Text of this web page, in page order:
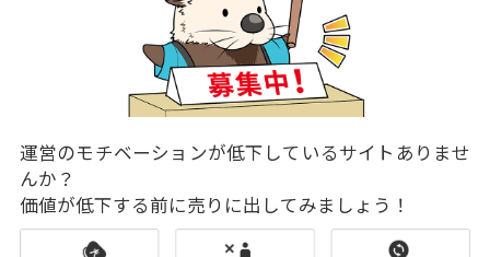
運営のモチベーションが低下しているサイトありませ
んか？
価値が低下する前に売りに出してみましょう！